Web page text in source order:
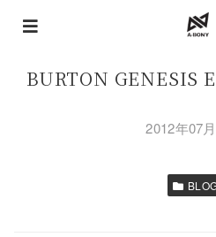
BURTON GENESIS
2012年07